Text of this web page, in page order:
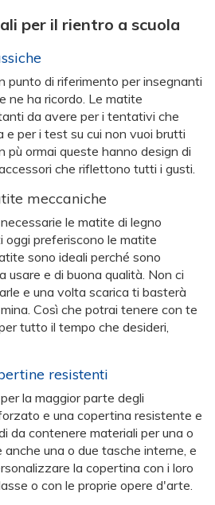
per il rientro a scuola
punto di riferimento per insegnanti
ne ha ricordo. Le matite
da avere per i tentativi che
e per i test su cui non vuoi brutti
pù ormai queste hanno design di
che riflettono tutti i gusti.
meccaniche
le matite di legno
oggi preferiscono le matite
sono ideali perché sono
usare e di buona qualità. Non ci
e una volta scarica ti basterà
Così che potrai tenere con te
tutto il tempo che desideri,
resistenti
la maggior parte degli
e una copertina resistente e
da contenere materiali per una o
anche una o due tasche interne, e
la copertina con i loro
o con le proprie opere d'arte.